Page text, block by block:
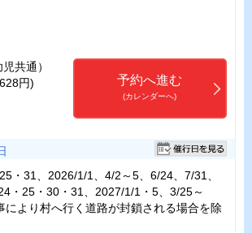
共通）
円)
予約へ進む
(カレンダーへ)
・31、2026/1/1、4/2～5、6/24、7/31、
・25・30・31、2027/1/1・5、3/25～
により村へ行く道路が封鎖される場合を除